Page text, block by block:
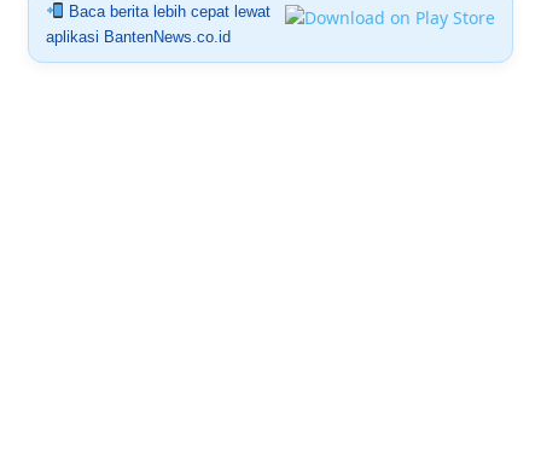
Baca berita lebih cepat lewat
aplikasi BantenNews.co.id